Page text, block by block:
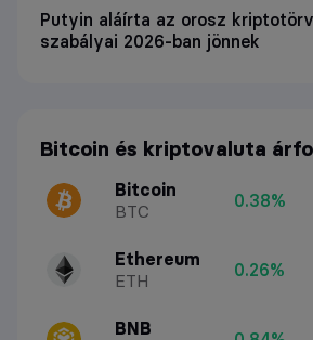
Putyin aláírta az orosz
szabályai 2026-ban jönnek
Bitcoin és kriptovaluta
Bitcoin
BTC
0.38%
Ethereum
ETH
0.26%
BNB